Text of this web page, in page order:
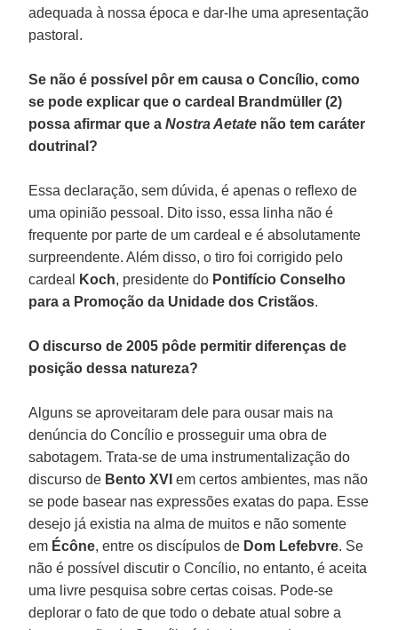
adequada à nossa época e dar-lhe uma apresentação
pastoral.
Se não é possível pôr em causa o Concílio, como
se pode explicar que o cardeal Brandmüller (2)
possa afirmar que aNostra Aetate não tem caráter
doutrinal?
Essa declaração, sem dúvida, é apenas o reflexo de
uma opinião pessoal. Dito isso, essa linha não é
frequente por parte de um cardeal e é absolutamente
surpreendente. Além disso, o tiro foi corrigido pelo
cardeal
Koch, presidente do Pontifício Conselho
para a Promoção da Unidade dos Cristãos.
O discurso de 2005 pôde permitir diferenças de
posição dessa natureza?
Alguns se aproveitaram dele para ousar mais na
denúncia do Concílio e prosseguir uma obra de
sabotagem. Trata-se de uma instrumentalização do
discurso de Bento XVIem certos ambientes, mas não
se pode basear nas expressões exatas do papa. Esse
desejo já existia na alma de muitos e não somente
em Écône, entre os discípulos de Dom Lefebvre. Se
não é possível discutir o Concílio, no entanto, é aceita
uma livre pesquisa sobre certas coisas. Pode-se
deplorar o fato de que todo o debate atual sobre a